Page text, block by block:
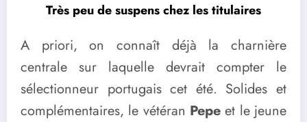
Très peu de suspens chez les titulaires
A priori, on connaît déjà la charnière
centrale sur laquelle devrait compter le
sélectionneur portugais cet été. Solides et
complémentaires, le vétéran Pepe et le jeune